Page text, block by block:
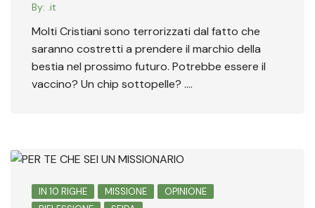
By: .it
Molti Cristiani sono terrorizzati dal fatto che
saranno costretti a prendere il marchio della
bestia nel prossimo futuro. Potrebbe essere il
vaccino? Un chip sottopelle? ….
IN 10 RIGHE MISSIONE
OPINIONE